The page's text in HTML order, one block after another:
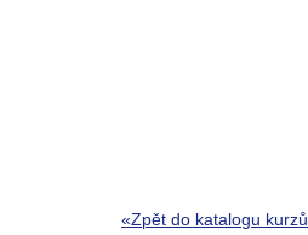
«Zpět do katalogu kurzů